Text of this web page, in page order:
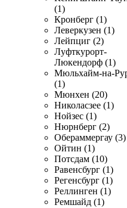
(1)
Кронберг (1)
Леверкузен (1)
Лейпциг (2)
Луфткурорт-
Люкендорф (1)
Мюльхайм-на-
(1)
Мюнхен (20)
Николасзее (1)
Нойзес (1)
Нюрнберг (2)
Обераммергау (3)
Ойтин (1)
Потсдам (10)
Равенсбург (1)
Регенсбург (1)
Реллинген (1)
Ремшайд (1)